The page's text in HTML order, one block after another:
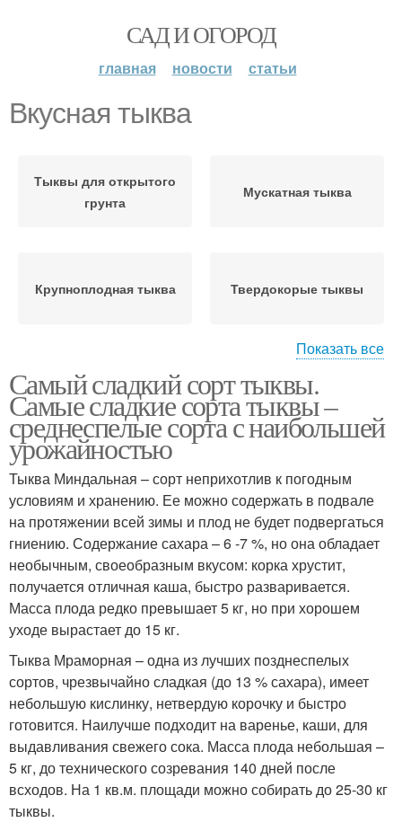
САД И ОГОРОД
главная новости статьи
Вкусная тыква
Тыквы для открытого
грунта
Мускатная тыква
Крупноплодная тыква Твердокорые тыквы
Тыквы для сибири
подмосковья
Сладкая тыква Скороспелая тыква
Показать все
Самый сладкий сорт тыквы.
Самые сладкие сорта тыквы –
среднеспелые сорта с наибольшей
урожайностью
Тыква Миндальная – сорт неприхотлив к погодным
условиям и хранению. Ее можно содержать в подвале
на протяжении всей зимы и плод не будет подвергаться
гниению. Содержание сахара – 6 -7 %, но она обладает
необычным, своеобразным вкусом: корка хрустит,
получается отличная каша, быстро разваривается.
Масса плода редко превышает 5 кг, но при хорошем
уходе вырастает до 15 кг.
Тыква Мраморная – одна из лучших позднеспелых
сортов, чрезвычайно сладкая (до 13 % сахара), имеет
небольшую кислинку, нетвердую корочку и быстро
готовится. Наилучше подходит на варенье, каши, для
выдавливания свежего сока. Масса плода небольшая –
5 кг, до технического созревания 140 дней после
всходов. На 1 кв.м. площади можно собирать до 25-30 кг
тыквы.